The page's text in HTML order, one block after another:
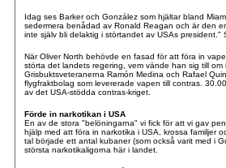
Idag ses Barker och González som hjältar bland
sedermera benådad av Ronald Reagan och är den
inte själv bli delaktig i störtandet av USAs president."
När Oliver North behövde en fasad för att föra in
störta det landets regering, vem vände han sig till om
Grisbuktsveteranerna Ramón Medina och Rafael
flygfraktbolag som levererade vapen till contras.
av det USA-stödda contras-kriget.
Förde in narkotikan i USA
En av de stora "belöningarna" vi fick för att vi gav
hjälp med att föra in narkotika i USA, krossa familjer
tal började ett antal kubaner (som också varit med i
största narkotikaligorna här i landet.